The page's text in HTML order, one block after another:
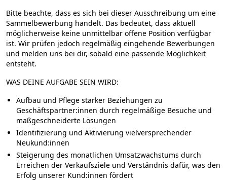
Bitte beachte, dass es sich bei dieser Ausschreibung um eine
Sammelbewerbung handelt. Das bedeutet, dass aktuell
möglicherweise keine unmittelbar offene Position verfügbar
ist. Wir prüfen jedoch regelmäßig eingehende Bewerbungen
und melden uns bei dir, sobald eine passende Möglichkeit
entsteht.
WAS DEINE AUFGABE SEIN WIRD:
Aufbau und Pflege starker Beziehungen zu
Geschäftspartner:innen durch regelmäßige Besuche und
maßgeschneiderte Lösungen
Identifizierung und Aktivierung vielversprechender
Neukund:innen
Steigerung des monatlichen Umsatzwachstums durch
Erreichen der Verkaufsziele und Verständnis dafür, was den
Erfolg unserer Kund:innen fördert